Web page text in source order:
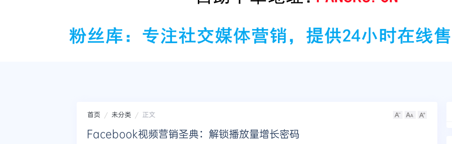
首页 未分类 正文
Facebook视频营销圣典：解锁播放量增长密码